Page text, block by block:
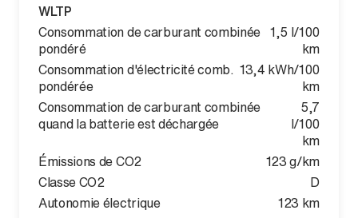
WLTP
Consommation de carburant combinée
pondéré
1,5 l/100
km
Consommation d'électricité comb.
pondérée
13,4 kWh/100
km
Consommation de carburant combinée
quand la batterie est déchargée
5,7
l/100
km
Émissions de CO2
123 g/km
Classe CO2
D
Autonomie électrique
123 km